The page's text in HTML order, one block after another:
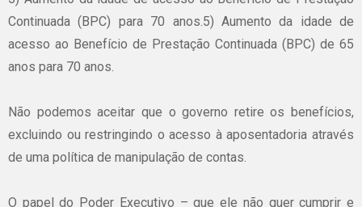
Continuada (BPC) para70 anos.5) Aumento da idade de
acesso ao Benefício de Prestação Continuada (BPC) de 65
anos para 70 anos.
Não podemos aceitar que ogoverno retireos benefícios,
excluindo ou restringindo oacesso à aposentadoria através
de uma política de manipulação de contas.
O papel do Poder Executivo –que ele não quer cumprir e